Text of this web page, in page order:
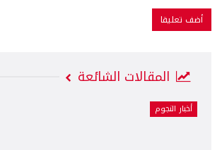
المقالات الشائعة
أخبار النجوم